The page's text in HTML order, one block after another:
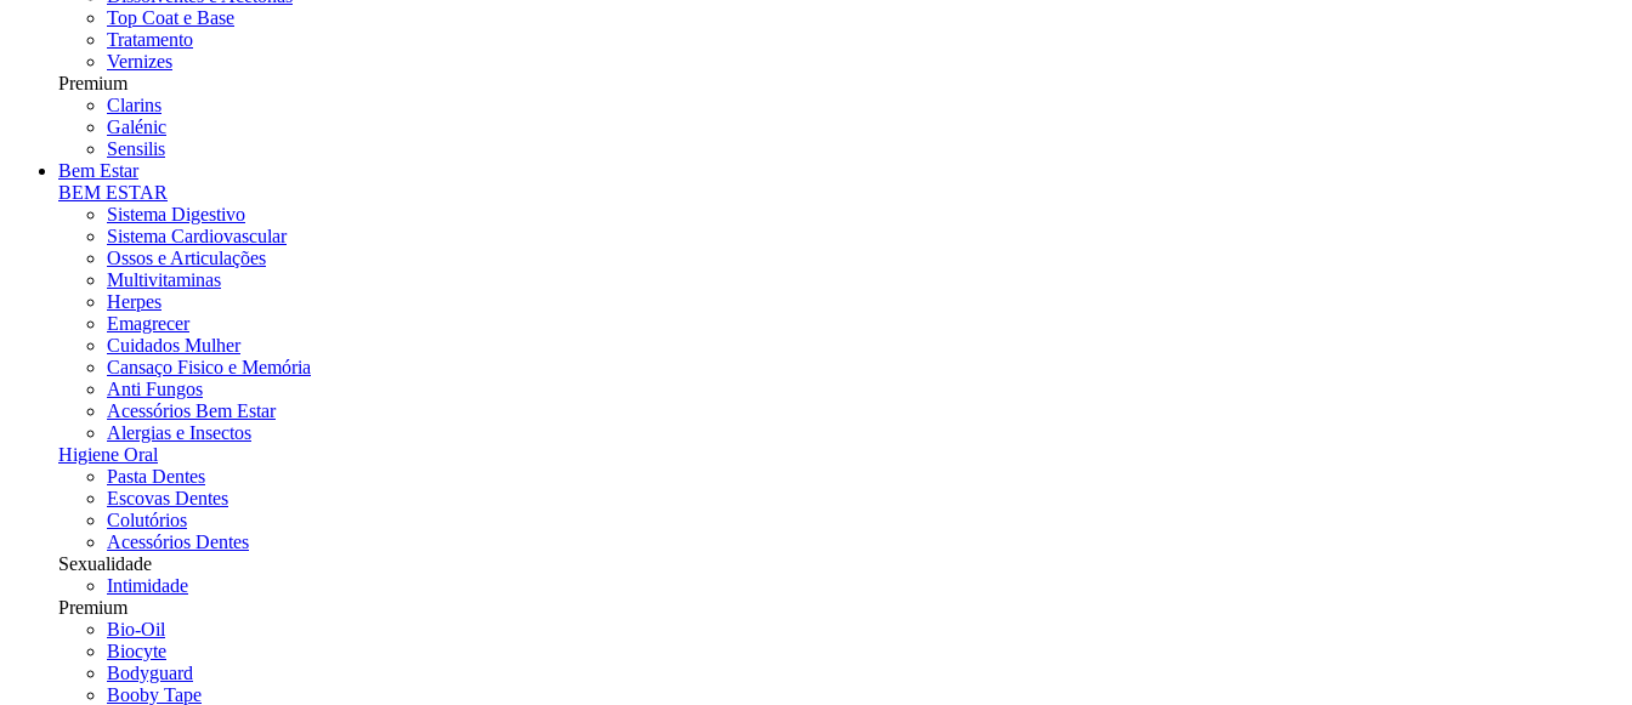
Top Coat e Base
Tratamento
Vernizes
Premium
Clarins
Galénic
Sensilis
Bem Estar
BEM ESTAR
Sistema Digestivo
Sistema Cardiovascular
Ossos e Articulações
Multivitaminas
Herpes
Emagrecer
Cuidados Mulher
Cansaço Fisico e Memória
Anti Fungos
Acessórios Bem Estar
Alergias e Insectos
Higiene Oral
Pasta Dentes
Escovas Dentes
Colutórios
Acessórios Dentes
Sexualidade
Intimidade
Premium
Bio-Oil
Biocyte
Bodyguard
Booby Tape